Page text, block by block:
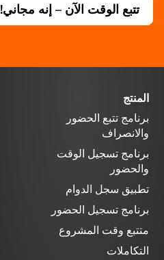
تتبع الوقت الآن – إنه مجاني!
المنتج
برنامج تتبع الحضور
والانصراف
برنامج تسجيل الوقت
والحضور
تطبيق سجل الدوام
برنامج تسجيل الحضور
متتبع وقت المشروع
التكاملات